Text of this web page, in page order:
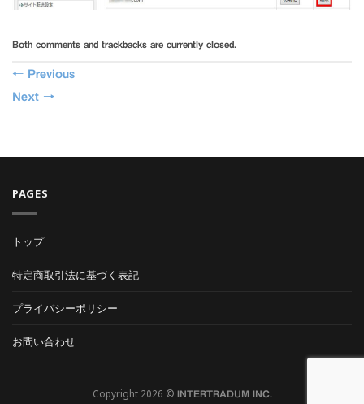
Both comments and trackbacks are currently closed.
← Previous
Next →
PAGES
トップ
特定商取引法に基づく表記
プライバシーポリシー
お問い合わせ
Copyright 2026 © INTERTRADUM INC.